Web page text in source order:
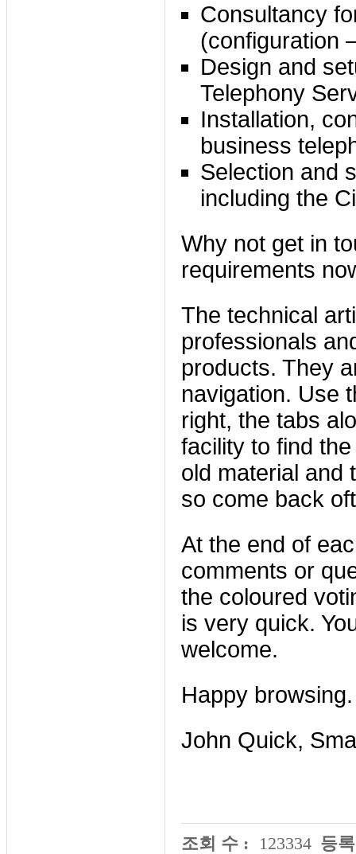
Consultancy
(configuration
Design and
Telephony
Installation,
business
Selection and
including the
Why not get in
requirements
The technical
professionals
products. They
navigation. Use
right, the tabs
facility to find
old material and
so come back
At the end of
comments or
the coloured
is very quick.
welcome.
Happy browsing.
John Quick,
조회 수 : 123334 등